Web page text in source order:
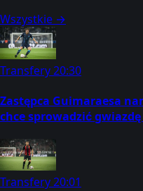
Wszystkie →
Transfery20:30
Zastępca Guimaraesa
chce sprowadzić gwiazdę
Transfery20:01